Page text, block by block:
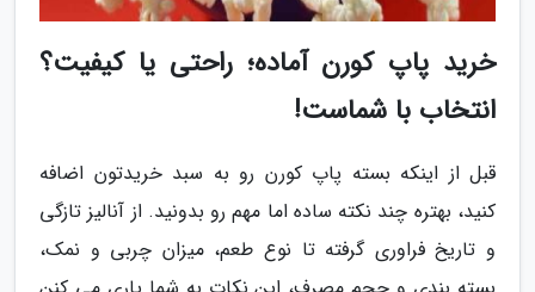
خرید پاپ کورن آماده؛ راحتی یا کیفیت؟
انتخاب با شماست!
قبل از اینکه بسته پاپ کورن رو به سبد خریدتون اضافه
کنید، بهتره چند نکته ساده اما مهم رو بدونید. از آنالیز تازگی
و تاریخ فراوری گرفته تا نوع طعم، میزان چربی و نمک،